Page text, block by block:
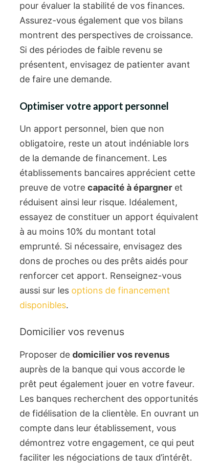
pour évaluer la stabilité de vos finances.
Assurez-vous également que vos bilans
montrent des perspectives de croissance.
Si des périodes de faible revenu se
présentent, envisagez de patienter avant
de faire une demande.
Optimiser votre apport personnel
Un apport personnel, bien que non
obligatoire, reste un atout indéniable lors
de la demande de financement. Les
établissements bancaires apprécient cette
preuve de votre capacité à épargner et
réduisent ainsi leur risque. Idéalement,
essayez de constituer un apport équivalent
à au moins 10% du montant total
emprunté. Si nécessaire, envisagez des
dons de proches ou des prêts aidés pour
renforcer cet apport. Renseignez-vous
aussi sur les options de financement
disponibles.
Domicilier vos revenus
Proposer de domicilier vos revenus
auprès de la banque qui vous accorde le
prêt peut également jouer en votre faveur.
Les banques recherchent des opportunités
de fidélisation de la clientèle. En ouvrant un
compte dans leur établissement, vous
démontrez votre engagement, ce qui peut
faciliter les négociations de taux d’intérêt.